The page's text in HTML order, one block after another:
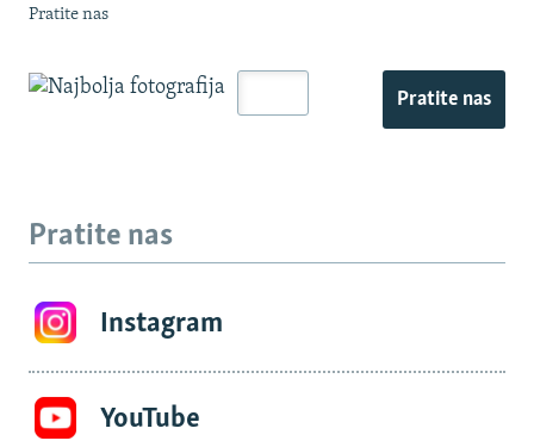
Pratite nas
Pratite nas
Pratite nas
Instagram
YouTube